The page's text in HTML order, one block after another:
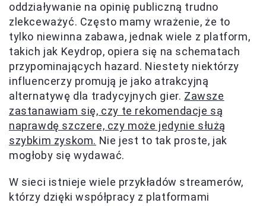
oddziaływanie na opinię publiczną trudno
zlekceważyć. Często mamy wrażenie, że to
tylko niewinna zabawa, jednak wiele z platform,
takich jak Keydrop, opiera się na schematach
przypominających hazard. Niestety niektórzy
influencerzy promują je jako atrakcyjną
alternatywę dla tradycyjnych gier. Zawsze
zastanawiam się, czy te rekomendacje są
naprawdę szczere, czy może jedynie służą
szybkim zyskom. Nie jest to tak proste, jak
mogłoby się wydawać.
W sieci istnieje wiele przykładów streamerów,
którzy dzięki współpracy z platformami